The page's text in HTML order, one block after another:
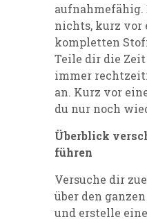
aufnahmefähig.
nichts, kurz vor
kompletten
Teile dir die
immer
an. Kurz vor
du nur noch
Überblick
führen
Versuche dir
über den
und erstelle